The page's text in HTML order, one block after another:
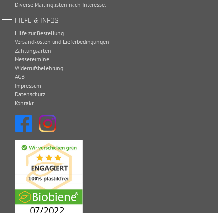
Diverse Mailinglisten nach Interesse.
HILFE & INFOS
Hilfe zur Bestellung
Versandkosten und Lieferbedingungen
Zahlungsarten
Messetermine
Widerrufsbelehrung
AGB
Impressum
Datenschutz
Kontakt